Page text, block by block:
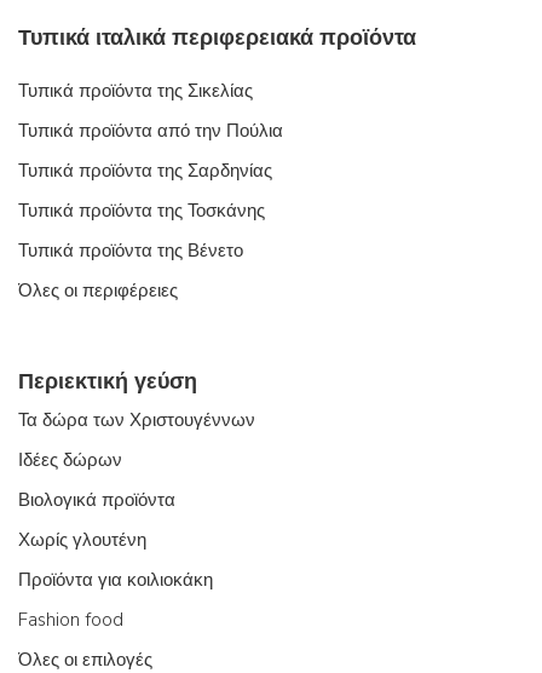
Τυπικά ιταλικά περιφερειακά προϊόντα
Τυπικά προϊόντα της Σικελίας
Τυπικά προϊόντα από την Πούλια
Τυπικά προϊόντα της Σαρδηνίας
Τυπικά προϊόντα της Τοσκάνης
Τυπικά προϊόντα της Βένετο
Όλες οι περιφέρειες
Περιεκτική γεύση
Τα δώρα των Χριστουγέννων
Ιδέες δώρων
Βιολογικά προϊόντα
Χωρίς γλουτένη
Προϊόντα για κοιλιοκάκη
Fashion food
Όλες οι επιλογές